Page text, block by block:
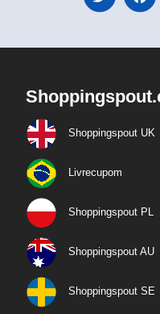
Shoppingspout UK
Livrecupom
Shoppingspout PL
Shoppingspout AU
Shoppingspout SE